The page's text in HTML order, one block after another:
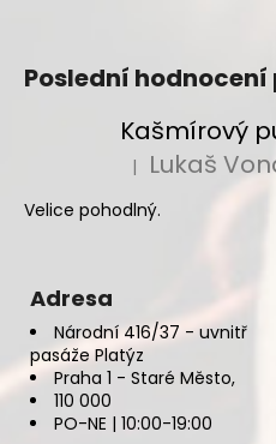
Poslední
Kašmírový
Hodnocení
| Lukaš
Velice pohodlný.
Adresa
Národní 416/37 - uvnitř
pasáže Platýz
Praha 1 - Staré Město,
110 000
PO-NE | 10:00-19:00